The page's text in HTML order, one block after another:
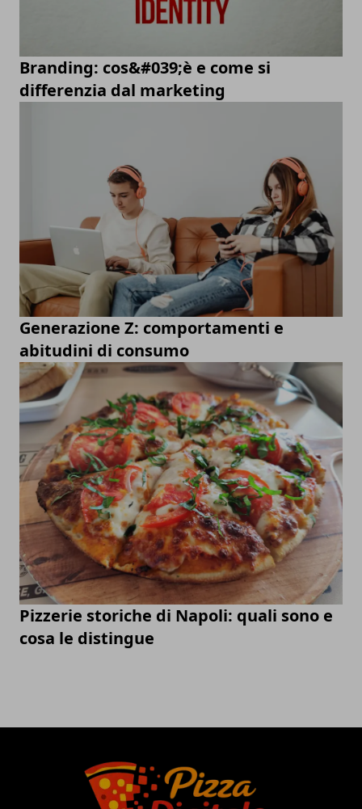
Branding: cos&#039;è e come si
differenzia dal marketing
Generazione Z: comportamenti e
abitudini di consumo
Pizzerie storiche di Napoli: quali sono e
cosa le distingue